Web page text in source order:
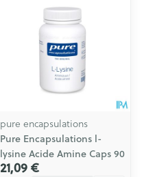
pure encapsulations
Pure Encapsulations l-
lysine Acide Amine Caps 90
21,09 €